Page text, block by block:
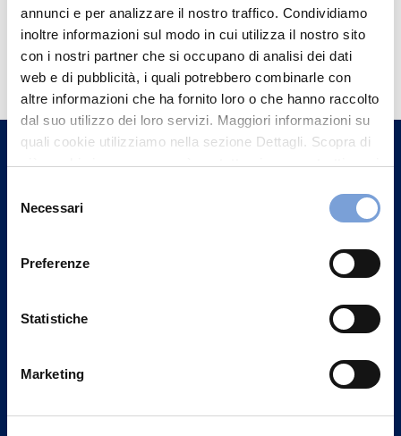
annunci e per analizzare il nostro traffico. Condividiamo
inoltre informazioni sul modo in cui utilizza il nostro sito
con i nostri partner che si occupano di analisi dei dati
web e di pubblicità, i quali potrebbero combinarle con
altre informazioni che ha fornito loro o che hanno raccolto
dal suo utilizzo dei loro servizi. Maggiori informazioni su
quali cookie utilizziamo nella sezione Dettagli. Scopra di
più su chi siamo, come può contattarci e come trattiamo i
può trovare nel footer del sito nella sezione "Informativa
delNecessari
Preferenze
Statistiche
Marketing
Hai bisogno di
informazioni?
Trova l'Agenzia più vicina a te e parla con
un nostro Agente.